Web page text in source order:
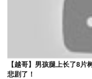
【越哥】男孩腿上长了8
悲剧了！